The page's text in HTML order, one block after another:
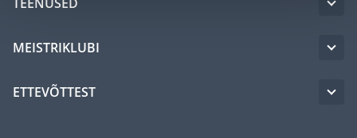
MEISTRIKLUBI
ETTEVÕTTEST